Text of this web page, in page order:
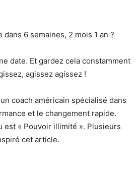
dans 6 semaines, 2 mois 1 an ?
date. Et gardez cela constamment
agissez agissez !
coach américain spécialisé dans
et le changement rapide.
est « Pouvoir illimité ». Plusieurs
cet article.